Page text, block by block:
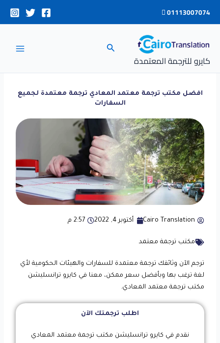
01113007074
كايرو للترجمة المعتمدة
البحث
افضل مكتب ترجمة معتمد المعادي ترجمة معتمدة لجميع
السفارات
Cairo Translation أكتوبر 4, 2022 2:57 م
مكتب ترجمة معتمد
ترجم الآن وثائقك ترجمة معتمدة للسفارات والهيئات الحكومية لأي
لغة ترغب بها وبأفضل سعر ممكن، معنا في كايرو ترانسليشن
مكتب ترجمة معتمد المعادي.
اطلب ترجمتك الآن
نقدم في كايرو ترانسليشن مكتب ترجمة معتمد المعادي